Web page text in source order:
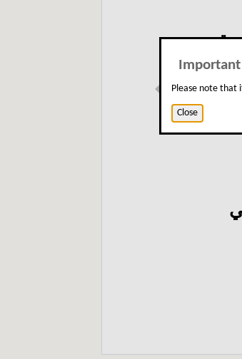
Previous
Please note that
Close